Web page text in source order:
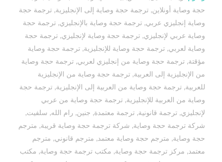
حجة وصاية أونلاين, ترجمة حجة وصاية إلى الإنجليزية, ترجمة حجة
وصاية إنجليزي عربي, ترجمة حجة وصاية بالإنجليزي, ترجمة حجة
وصاية عربي لإنجليزي, ترجمة حجة وصاية لإنجليزي, ترجمة حجة
وصاية لعربي, ترجمة حجة وصاية للإنجليزية, ترجمة حجة وصاية
مؤقتة, ترجمة حجة وصاية من إنجليزي لعربي, ترجمة حجة وصاية
من الإنجليزية إلى العربية, ترجمة حجة وصاية من الإنجليزية
للعربية, ترجمة حجة وصاية من العربية إلى الإنجليزية, ترجمة حجة
وصاية من العربية للإنجليزية, ترجمة حجة وصاية من عربي
لإنجليزي, ترجمة قانونية, ترجمة معتمدة, جنين, رام الله, سلفيت,
شركة ترجمة حجة وصاية, شركة ترجمة حجة وصاية قريبة, مترجم
حجة وصاية, مترجم حجة وصاية معتمد, مترجم قانوني, مترجم
معتمد, مركز ترجمة حجة وصاية, مكتب ترجمة حجة وصاية, مكتب